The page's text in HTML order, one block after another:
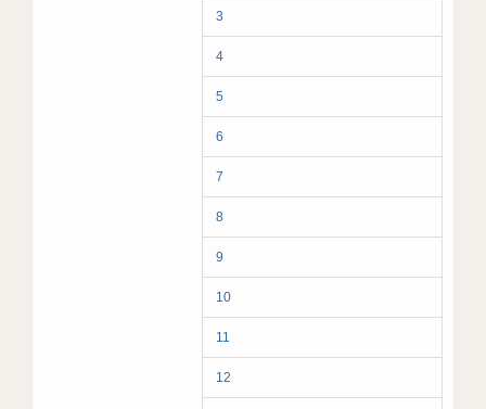
3
4
5
6
7
8
9
10
11
12